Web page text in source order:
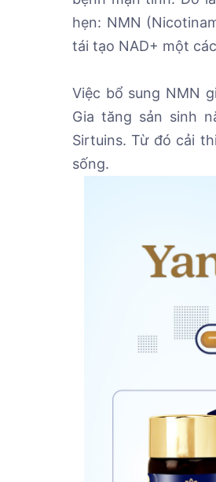
hẹn: NMN
tái tạo NAD+ một
Việc bổ sung NMN
Gia tăng sản sinh
Sirtuins. Từ đó cải
sống.